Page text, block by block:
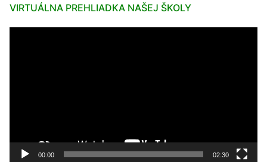
VIRTUÁLNA PREHLIADKA NAŠEJ ŠKOLY
00:00 02:30